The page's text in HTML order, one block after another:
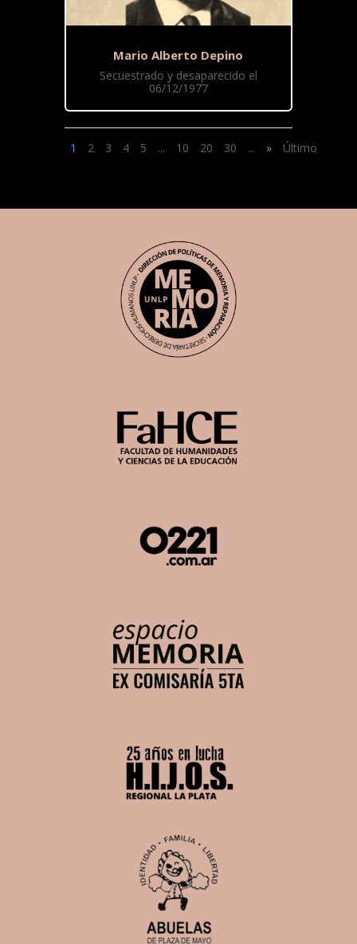
Mario Alberto Depino
Secuestrado y desaparecido el
06/12/1977
1 2 3 4 5 ... 10 20 30 ... » Último